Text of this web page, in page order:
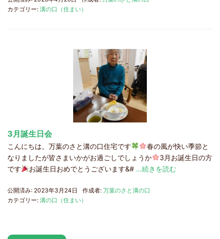
カテゴリー: 溝の口（住まい）
3月誕生日会
こんにちは。万葉のさと溝の口住宅です
春の風が快い季節と
なりましたが皆さまいかがお過ごしでしょうか
3月お誕生日の方
です
お誕生日おめでとうございます&# …続きを読む
公開済み: 2023年3月24日 作成者: 万葉のさと溝の口
カテゴリー: 溝の口（住まい）